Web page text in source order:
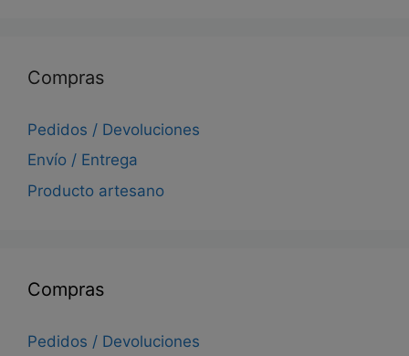
Compras
Pedidos / Devoluciones
Envío / Entrega
Producto artesano
Compras
Pedidos / Devoluciones